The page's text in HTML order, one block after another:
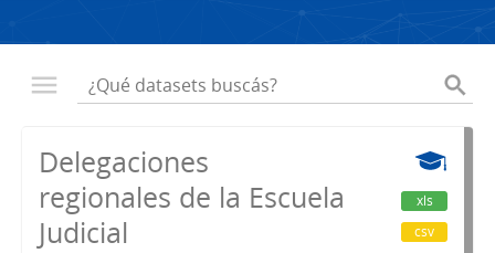
Delegaciones
regionales de la Escuela
Judicial
xls
csv